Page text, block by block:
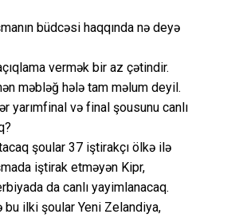
büdcəsi haqqında nə deyə
vermək bir az çətindir.
məbləğ hələ tam məlum deyil.
yarımfinal və final şousunu canlı
şoular 37 iştirakçı ölkə ilə
iştirak etməyən Kipr,
da canlı yayimlanacaq.
bu ilki şoular Yeni Zelandiya,